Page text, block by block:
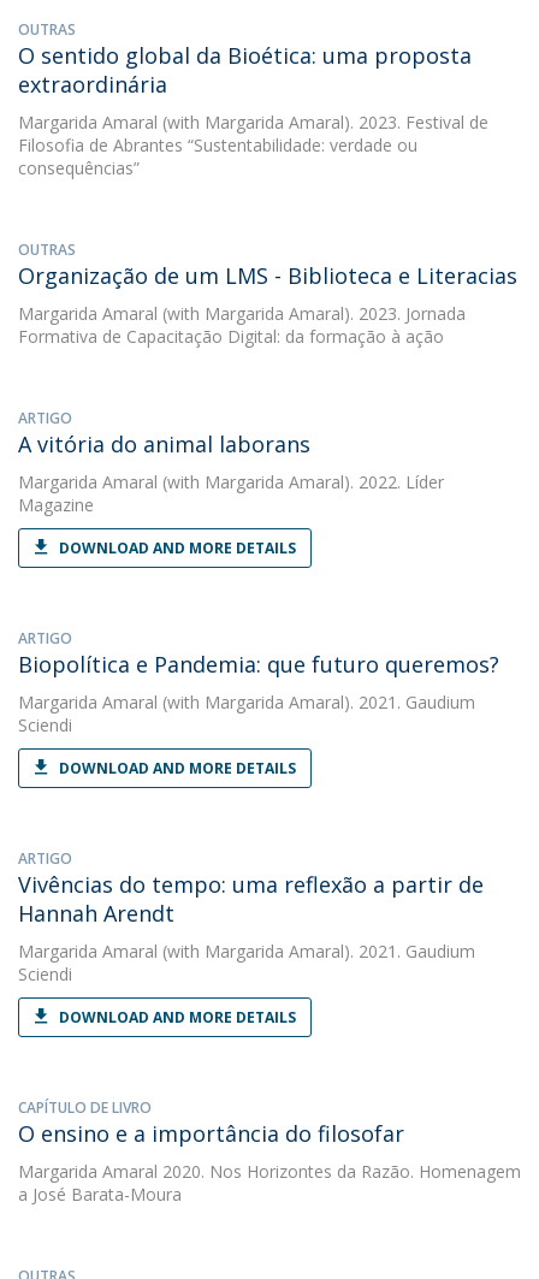
OUTRAS
O sentido global da Bioética: uma proposta
extraordinária
Margarida Amaral (with Margarida Amaral). 2023. Festival de
Filosofia de Abrantes “Sustentabilidade: verdade ou
consequências”
OUTRAS
Organização de um LMS - Biblioteca e Literacias
Margarida Amaral (with Margarida Amaral). 2023. Jornada
Formativa de Capacitação Digital: da formação à ação
ARTIGO
A vitória do animal laborans
Margarida Amaral (with Margarida Amaral). 2022. Líder
Magazine
DOWNLOAD AND MORE DETAILS
ARTIGO
Biopolítica e Pandemia: que futuro queremos?
Margarida Amaral (with Margarida Amaral). 2021. Gaudium
Sciendi
DOWNLOAD AND MORE DETAILS
ARTIGO
Vivências do tempo: uma reflexão a partir de
Hannah Arendt
Margarida Amaral (with Margarida Amaral). 2021. Gaudium
Sciendi
DOWNLOAD AND MORE DETAILS
CAPÍTULO DE LIVRO
O ensino e a importância do filosofar
Margarida Amaral 2020. Nos Horizontes da Razão. Homenagem
a José Barata-Moura